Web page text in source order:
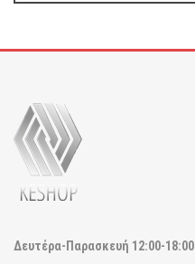
Δευτέρα-Παρασκευή 12:00-18:00